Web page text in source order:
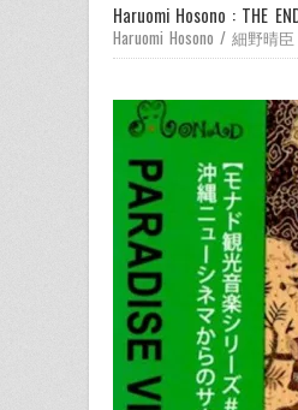
Haruomi Hosono : THE
Haruomi Hosono / 細野晴臣